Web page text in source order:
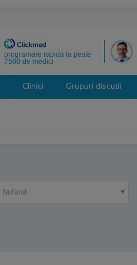
programare rapida la peste
7500 de medici
Clinici Grupuri discutii
Nufarul